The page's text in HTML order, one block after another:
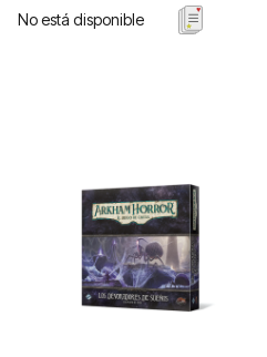
No está disponible